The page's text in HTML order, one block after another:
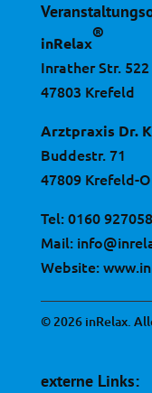
inRelax
®
Inrather Str. 522
47803 Krefeld
Arztpraxis Dr.
Buddestr. 71
47809 Krefeld-
Tel:0160
Mail:
Website:
© 2026 inRelax.
externe Links: